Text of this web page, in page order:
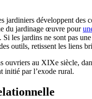
jardiniers développent
du jardinage œuvre pour
les jardins ne sont pas
outils, retissent les liens
ouvriers au XIXe siècle,
initié par l’exode rural.